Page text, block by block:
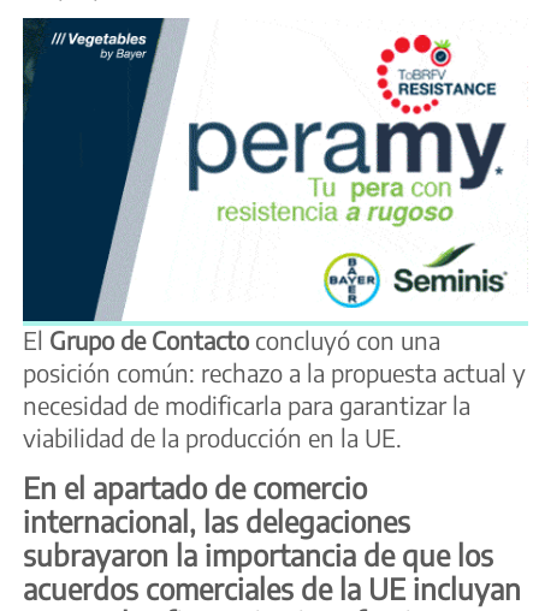
El Grupo de Contacto concluyó con una
posición común: rechazo a la propuesta actual y
necesidad de modificarla para garantizar la
viabilidad de la producción en la UE.
En el apartado de comercio
internacional, las delegaciones
subrayaron la importancia de que los
acuerdos comerciales de la UE incluyan